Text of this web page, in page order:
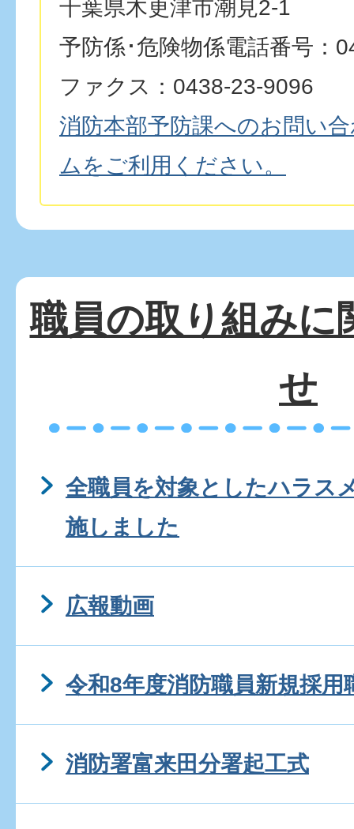
千葉県木更津市潮見2-1
予防係･危険物係電話番号：
ファクス：0438-23-9096
消防本部予防課へのお問い
ムをご利用ください。
職員の取り組みに
せ
全職員を対象としたハラス
施しました
広報動画
令和8年度消防職員新規採用
消防署富来田分署起工式